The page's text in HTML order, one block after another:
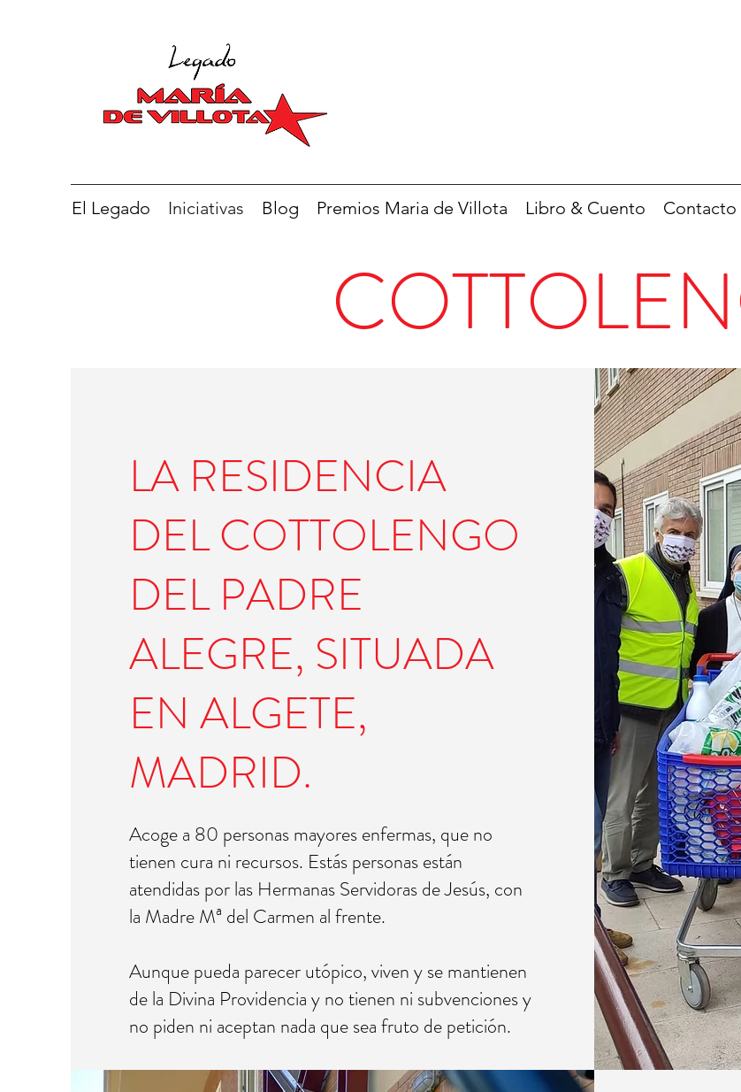
El Legado Iniciativas Blog Premios Maria de Villota Libro & Cuento Contacto
LA RESIDENCIA
DEL COTTOLENGO
DEL PADRE
ALEGRE, SITUADA
EN ALGETE,
MADRID.
Acoge a 80 personas mayores enfermas, que no
tienen cura ni recursos. Estás personas están
atendidas por las Hermanas Servidoras de Jesús, con
la Madre Mª del Carmen al frente.
Aunque pueda parecer utópico, viven y se mantienen
de la Divina Providencia y no tienen ni subvenciones y
no piden ni aceptan nada que sea fruto de petición.